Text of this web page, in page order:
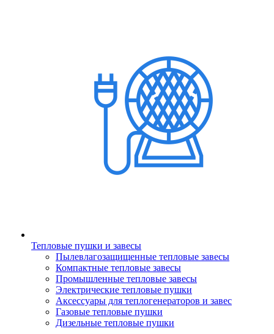
Тепловые пушки и завесы
Пылевлагозащищенные тепловые завесы
Компактные тепловые завесы
Промышленные тепловые завесы
Электрические тепловые пушки
Аксессуары для теплогенераторов и завес
Газовые тепловые пушки
Дизельные тепловые пушки